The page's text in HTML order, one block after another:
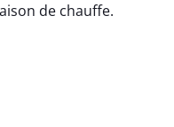
de chauffe.